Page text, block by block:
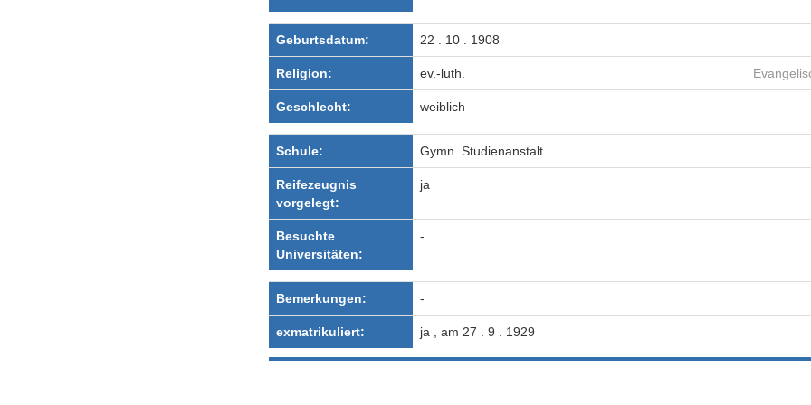
Geburtsdatum: 22 . 10 . 1908
Religion: ev.-luth.
Geschlecht: weiblich
Schule: Gymn. Studienanstalt
Reifezeugnis
vorgelegt:
ja
Besuchte
Universitäten:
-
Bemerkungen: -
exmatrikuliert: ja , am 27 . 9 . 1929